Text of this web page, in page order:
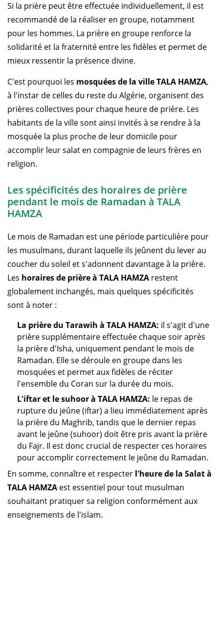
Si la prière peut être effectuée individuellement, il est
recommandé de la réaliser en groupe, notamment
pour les hommes. La prière en groupe renforce la
solidarité et la fraternité entre les fidèles et permet de
mieux ressentir la présence divine.
C'est pourquoi les mosquées de la ville TALA HAMZA,
à l'instar de celles du reste du Algérie, organisent des
prières collectives pour chaque heure de prière. Les
habitants de la ville sont ainsi invités à se rendre à la
mosquée la plus proche de leur domicile pour
accomplir leur salat en compagnie de leurs frères en
religion.
Les spécificités des horaires de prière
pendant le mois de Ramadan à TALA
HAMZA
Le mois de Ramadan est une période particulière pour
les musulmans, durant laquelle ils jeûnent du lever au
coucher du soleil et s'adonnent davantage à la prière.
Les horaires de prière à TALA HAMZA restent
globalement inchangés, mais quelques spécificités
sont à noter :
La prière du Tarawih à TALA HAMZA: il s'agit d'une
prière supplémentaire effectuée chaque soir après
la prière d'Isha, uniquement pendant le mois de
Ramadan. Elle se déroule en groupe dans les
mosquées et permet aux fidèles de réciter
l'ensemble du Coran sur la durée du mois.
L'iftar et le suhoor à TALA HAMZA: le repas de
rupture du jeûne (iftar) a lieu immédiatement après
la prière du Maghrib, tandis que le dernier repas
avant le jeûne (suhoor) doit être pris avant la prière
du Fajr. Il est donc crucial de respecter ces horaires
pour accomplir correctement le jeûne du Ramadan.
En somme, connaître et respecter l'heure de la Salat à
TALA HAMZA est essentiel pour tout musulman
souhaitant pratiquer sa religion conformément aux
enseignements de l'islam.